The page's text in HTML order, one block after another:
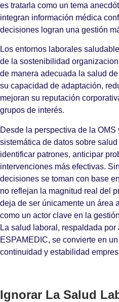
es tratarla como un tema
integran información médica
decisiones logran una gestión
Los entornos laborales
de la sostenibilidad
de manera adecuada la salud
su capacidad de adaptación,
mejoran su reputación
grupos de interés.
Desde la perspectiva de la OMS
sistemática de datos sobre
identificar patrones, anticipar
intervenciones más efectivas.
decisiones se toman con base
no reflejan la magnitud real del
deja de ser únicamente un área
como un actor clave en la
La salud laboral, respaldada
ESPAMEDIC, se convierte en
continuidad y estabilidad
Ignorar La Salud